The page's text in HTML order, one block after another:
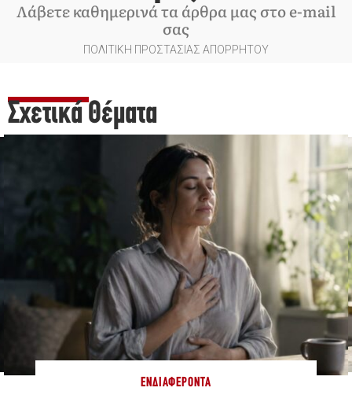
Λάβετε καθημερινά τα άρθρα μας στο e-mail
σας
ΠΟΛΙΤΙΚΗ ΠΡΟΣΤΑΣΙΑΣ ΑΠΟΡΡΗΤΟΥ
Σχετικά Θέματα
ΕΝΔΙΑΦΈΡΟΝΤΑ